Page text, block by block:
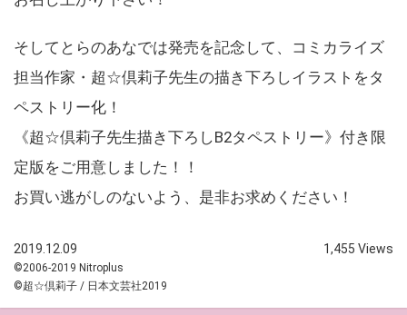
そしてとらのあなでは発売を記念して、コミカライズ
担当作家・超☆倶莉子先生の描き下ろしイラストをタ
ペストリー化！
《超☆倶莉子先生描き下ろしB2タペストリー》付き限
定版をご用意しました！！
お買い逃がしのないよう、是非お求めください！
2019.12.09 1,455 Views
©2006-2019 Nitroplus
©超☆倶莉子 / 日本文芸社2019